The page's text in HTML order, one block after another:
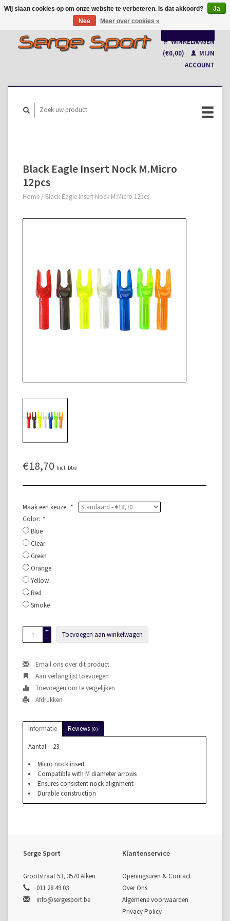
Français
WINKELWAGEN
(€0,00)
MIJN
ACCOUNT
Black Eagle Insert Nock M.Micro
12pcs
Home / Black Eagle Insert Nock M.Micro 12pcs
€18,70 Incl. btw
Maak een keuze: *
Color: *
Blue
Clear
Green
Orange
Yellow
Red
Smoke
+
-
Toevoegen aan winkelwagen
Email ons over dit product
Aan verlanglijst toevoegen
Toevoegen om te vergelijken
Afdrukken
Informatie Reviews (0)
Aantal:
23
Micro nock insert
Compatible with M diameter arrows
Ensures consistent nock alignment
Durable construction
Serge Sport
Grootstraat 53, 3570 Alken
011 28 49 03
info@sergesport.be
Klantenservice
Openingsuren & Contact
Over Ons
Algemene voorwaarden
Privacy Policy
Wij slaan cookies op om onze website te verbeteren. Is dat akkoord?
Ja
Nee
Meer over cookies »